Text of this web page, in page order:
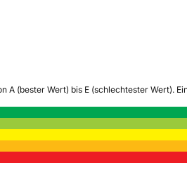
A (bester Wert) bis E (schlechtester Wert).